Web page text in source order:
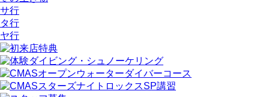
サ行
タ行
ヤ行